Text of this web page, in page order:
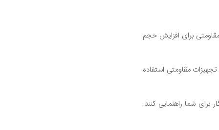
برای افزایش حجم
مقاومتی استفاده
شما راهنمایی کنند.